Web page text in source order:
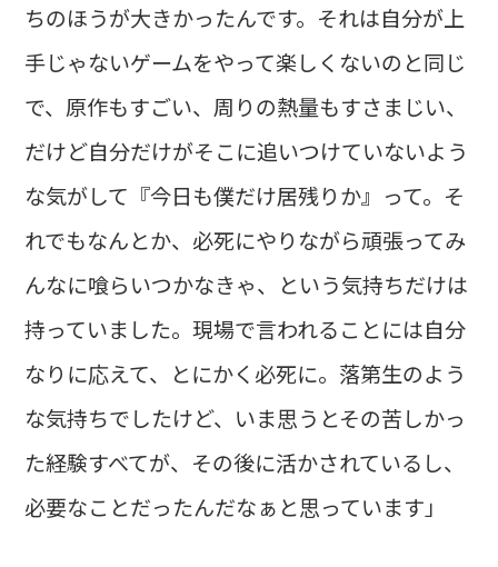
ちのほうが大きかったんです。それは自分が上
手じゃないゲームをやって楽しくないのと同じ
で、原作もすごい、周りの熱量もすさまじい、
だけど自分だけがそこに追いつけていないよう
な気がして『今日も僕だけ居残りか』って。そ
れでもなんとか、必死にやりながら頑張ってみ
んなに喰らいつかなきゃ、という気持ちだけは
持っていました。現場で言われることには自分
なりに応えて、とにかく必死に。落第生のよう
な気持ちでしたけど、いま思うとその苦しかっ
た経験すべてが、その後に活かされているし、
必要なことだったんだなぁと思っています」